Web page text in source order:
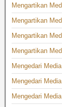
Mengartikan
Mengartikan
Mengartikan
Mengartikan
Mengedari
Mengedari
Mengedari